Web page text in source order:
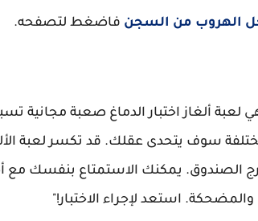
الهروب من السجن فاضغط لتصفحه.
لعبة ألغاز اختبار الدماغ صعبة مجانية
سوف يتحدى عقلك. قد تكسر لعبة
الصندوق. يمكنك الاستمتاع بنفسك مع
والمضحكة. استعد لإجراء الاختبار!"